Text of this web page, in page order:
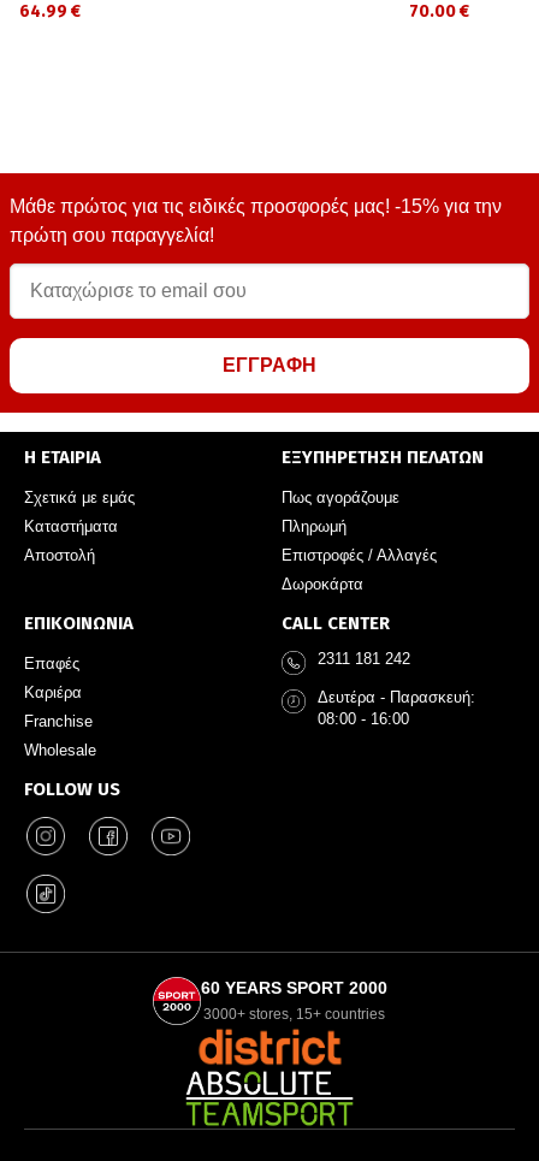
64.99 € 70.00 €
Μάθε πρώτος για τις ειδικές προσφορές μας! -15% για την
πρώτη σου παραγγελία!
ΕΓΓΡΑΦΗ
Η ΕΤΑΙΡΙΑ
Σχετικά με εμάς
Καταστήματα
Αποστολή
ΕΞΥΠΗΡΕΤΗΣΗ ΠΕΛΑΤΩΝ
Πως αγοράζουμε
Πληρωμή
Επιστροφές / Αλλαγές
Δωροκάρτα
ΕΠΙΚΟΙΝΩΝΙΑ
Επαφές
Καριέρα
Franchise
Wholesale
FOLLOW US
CALL CENTER
2311 181 242
Δευτέρα - Παρασκευή:
08:00 - 16:00
60 YEARS SPORT 2000
3000+ stores, 15+ countries